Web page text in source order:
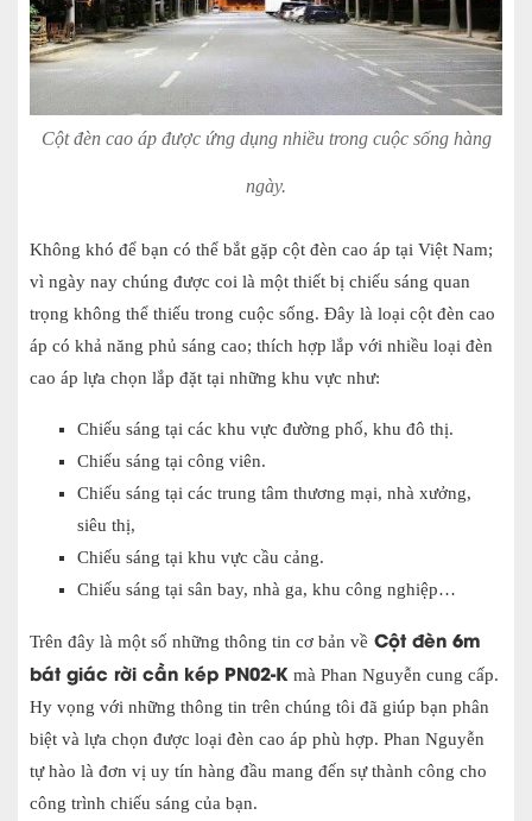
Cột đèn cao áp được ứng dụng nhiều trong cuộc sống hàng
ngày.
Không khó để bạn có thể bắt gặp cột đèn cao áp tại Việt Nam;
vì ngày nay chúng được coi là một thiết bị chiếu sáng quan
trọng không thể thiếu trong cuộc sống. Đây là loại cột đèn cao
áp có khả năng phủ sáng cao; thích hợp lắp với nhiều loại đèn
cao áp lựa chọn lắp đặt tại những khu vực như:
Chiếu sáng tại các khu vực đường phố, khu đô thị.
Chiếu sáng tại công viên.
Chiếu sáng tại các trung tâm thương mại, nhà xưởng,
siêu thị,
Chiếu sáng tại khu vực cầu cảng.
Chiếu sáng tại sân bay, nhà ga, khu công nghiệp…
Trên đây là một số những thông tin cơ bản về Cột đèn 6m
bát giác rời cần kép PN02-K mà Phan Nguyễn cung cấp.
Hy vọng với những thông tin trên chúng tôi đã giúp bạn phân
biệt và lựa chọn được loại đèn cao áp phù hợp. Phan Nguyễn
tự hào là đơn vị uy tín hàng đầu mang đến sự thành công cho
công trình chiếu sáng của bạn.